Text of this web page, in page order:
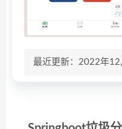
最近更新：2022年12